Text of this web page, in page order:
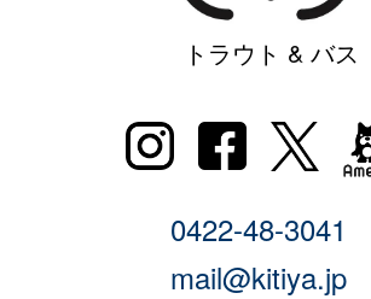
トラウト & バス
0422-48-3041
mail@kitiya.jp